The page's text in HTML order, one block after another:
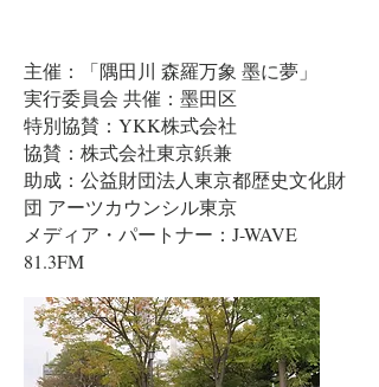
主催：「隅田川 森羅万象 墨に夢」
実行委員会 共催：墨田区 ​
特別協賛：YKK株式会社
協賛：株式会社東京鋲兼
助成：公益財団法人東京都歴史文化財
団 アーツカウンシル東京
メディア・パートナー：J-WAVE
81.3FM